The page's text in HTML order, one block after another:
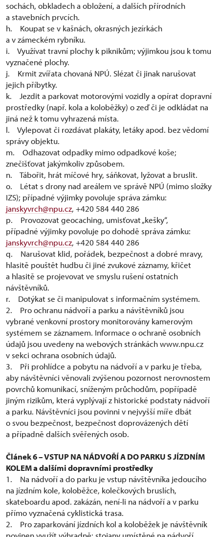
sochách, obkladech a obložení, a dalších přírodních
a stavebních prvcích.
h. Koupat se v kašnách, okrasných jezírkách
a v zámeckém rybníku.
i. Využívat travní plochy k piknikům; výjimkou jsou k tomu
vyznačené plochy.
j. Krmit zvířata chovaná NPÚ. Slézat či jinak narušovat
jejich příbytky.
k. Jezdit a parkovat motorovými vozidly a opírat dopravní
prostředky (např. kola a koloběžky) o zeď či je odkládat na
jiná než k tomu vyhrazená místa.
l. Vylepovat či rozdávat plakáty, letáky apod. bez vědomí
správy objektu.
m. Odhazovat odpadky mimo odpadkové koše;
znečišťovat jakýmkoliv způsobem.
n. Tábořit, hrát míčové hry, sáňkovat, lyžovat a bruslit.
o. Létat s drony nad areálem ve správě NPÚ (mimo složky
IZS); případné výjimky povoluje správa zámku:
janskyvrch@npu.cz, +420 584 440 286
p. Provozovat geocaching, umisťovat „kešky“,
případné výjimky povoluje po dohodě správa zámku:
janskyvrch@npu.cz, +420 584 440 286
q. Narušovat klid, pořádek, bezpečnost a dobré mravy,
hlasitě pouštět hudbu či jiné zvukové záznamy, křičet
a hlasitě se projevovat ve smyslu rušení ostatních
návštěvníků.
r. Dotýkat se či manipulovat s informačním systémem.
2. Pro ochranu nádvoří a parku a návštěvníků jsou
vybrané venkovní prostory monitorovány kamerovým
systémem se záznamem. Informace o ochraně osobních
údajů jsou uvedeny na webových stránkách www.npu.cz
v sekci ochrana osobních údajů.
3. Při prohlídce a pobytu na nádvoří a v parku je třeba,
aby návštěvníci věnovali zvýšenou pozornost nerovnostem
povrchů komunikací, sníženým průchodům, popřípadě
jiným rizikům, která vyplývají z historické podstaty nádvoří
a parku. Návštěvníci jsou povinni v nejvyšší míře dbát
o svou bezpečnost, bezpečnost doprovázených dětí
a případně dalších svěřených osob.
Článek 6 – VSTUP NA NÁDVOŘÍ A DO PARKU S JÍZDNÍM
KOLEM a dalšími dopravními prostředky
1. Na nádvoří a do parku je vstup návštěvníka jedoucího
na jízdním kole, koloběžce, kolečkových bruslích,
skateboardu apod. zakázán, není-li na nádvoří a v parku
přímo vyznačená cyklistická trasa.
2. Pro zaparkování jízdních kol a koloběžek je návštěvník